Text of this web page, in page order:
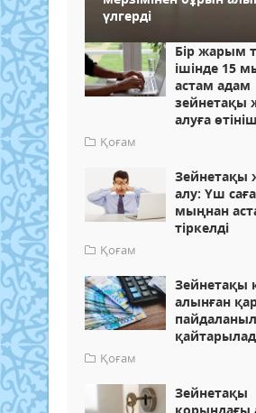
үлгерді
Бір жарым
ішінде 15
астам адам
зейнетақы
алуға
Қоғам
Зейнетақы
алу: Үш
мыңнан
тіркелді
Қоғам
Зейнетақы
алынған
Қоғам
Зейнетақы